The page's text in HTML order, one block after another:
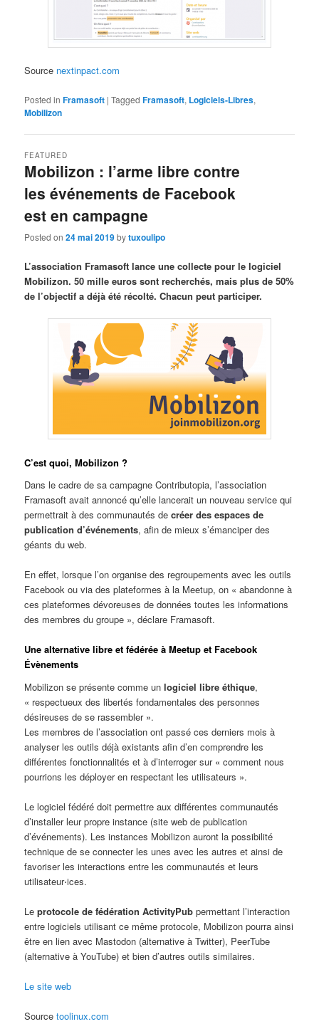
Source nextinpact.com
Posted in Framasoft |Tagged Framasoft, Logiciels-Libres,
Mobilizon
Mobilizon : l’arme libre contre
les événements de Facebook
est en campagne
FEATURED
Posted on24 mai 2019bytuxoulipo
L’association Framasoft lance une collecte pour le logiciel
Mobilizon. 50 mille euros sont recherchés, mais plus de 50%
de l’objectif a déjà été récolté. Chacun peut participer.
C’est quoi, Mobilizon ?
Dans le cadre de sa campagne Contributopia, l’association
Framasoft avait annoncé qu’elle lancerait un nouveau service qui
permettrait à des communautés decréer des espaces de
publication d’événements, afin de mieux s’émanciper des
géants du web.
En effet, lorsque l’on organise des regroupements avec les outils
Facebook ou via des plateformes à la Meetup, on « abandonne à
ces plateformes dévoreuses de données toutes les informations
des membres du groupe », déclare Framasoft.
Une alternative libre et fédérée à Meetup et Facebook
Évènements
Mobilizon se présente comme unlogiciel libre éthique,
« respectueux des libertés fondamentales des personnes
désireuses de se rassembler ».
Les membres de l’association ont passé ces derniers mois à
analyser les outils déjà existants afin d’en comprendre les
différentes fonctionnalités et à d’interroger sur « comment nous
pourrions les déployer en respectant les utilisateurs ».
Le logiciel fédéré doit permettre aux différentes communautés
d’installer leur propre instance (site web de publication
d’événements). Les instances Mobilizon auront la possibilité
technique de se connecter les unes avec les autres et ainsi de
favoriser les interactions entre les communautés et leurs
utilisateur⋅ices.
Leprotocole de fédération ActivityPub permettant l’interaction
entre logiciels utilisant ce même protocole, Mobilizon pourra ainsi
être en lien avec Mastodon (alternative à Twitter), PeerTube
(alternative à YouTube) et bien d’autres outils similaires.
Le site web
Source toolinux.com